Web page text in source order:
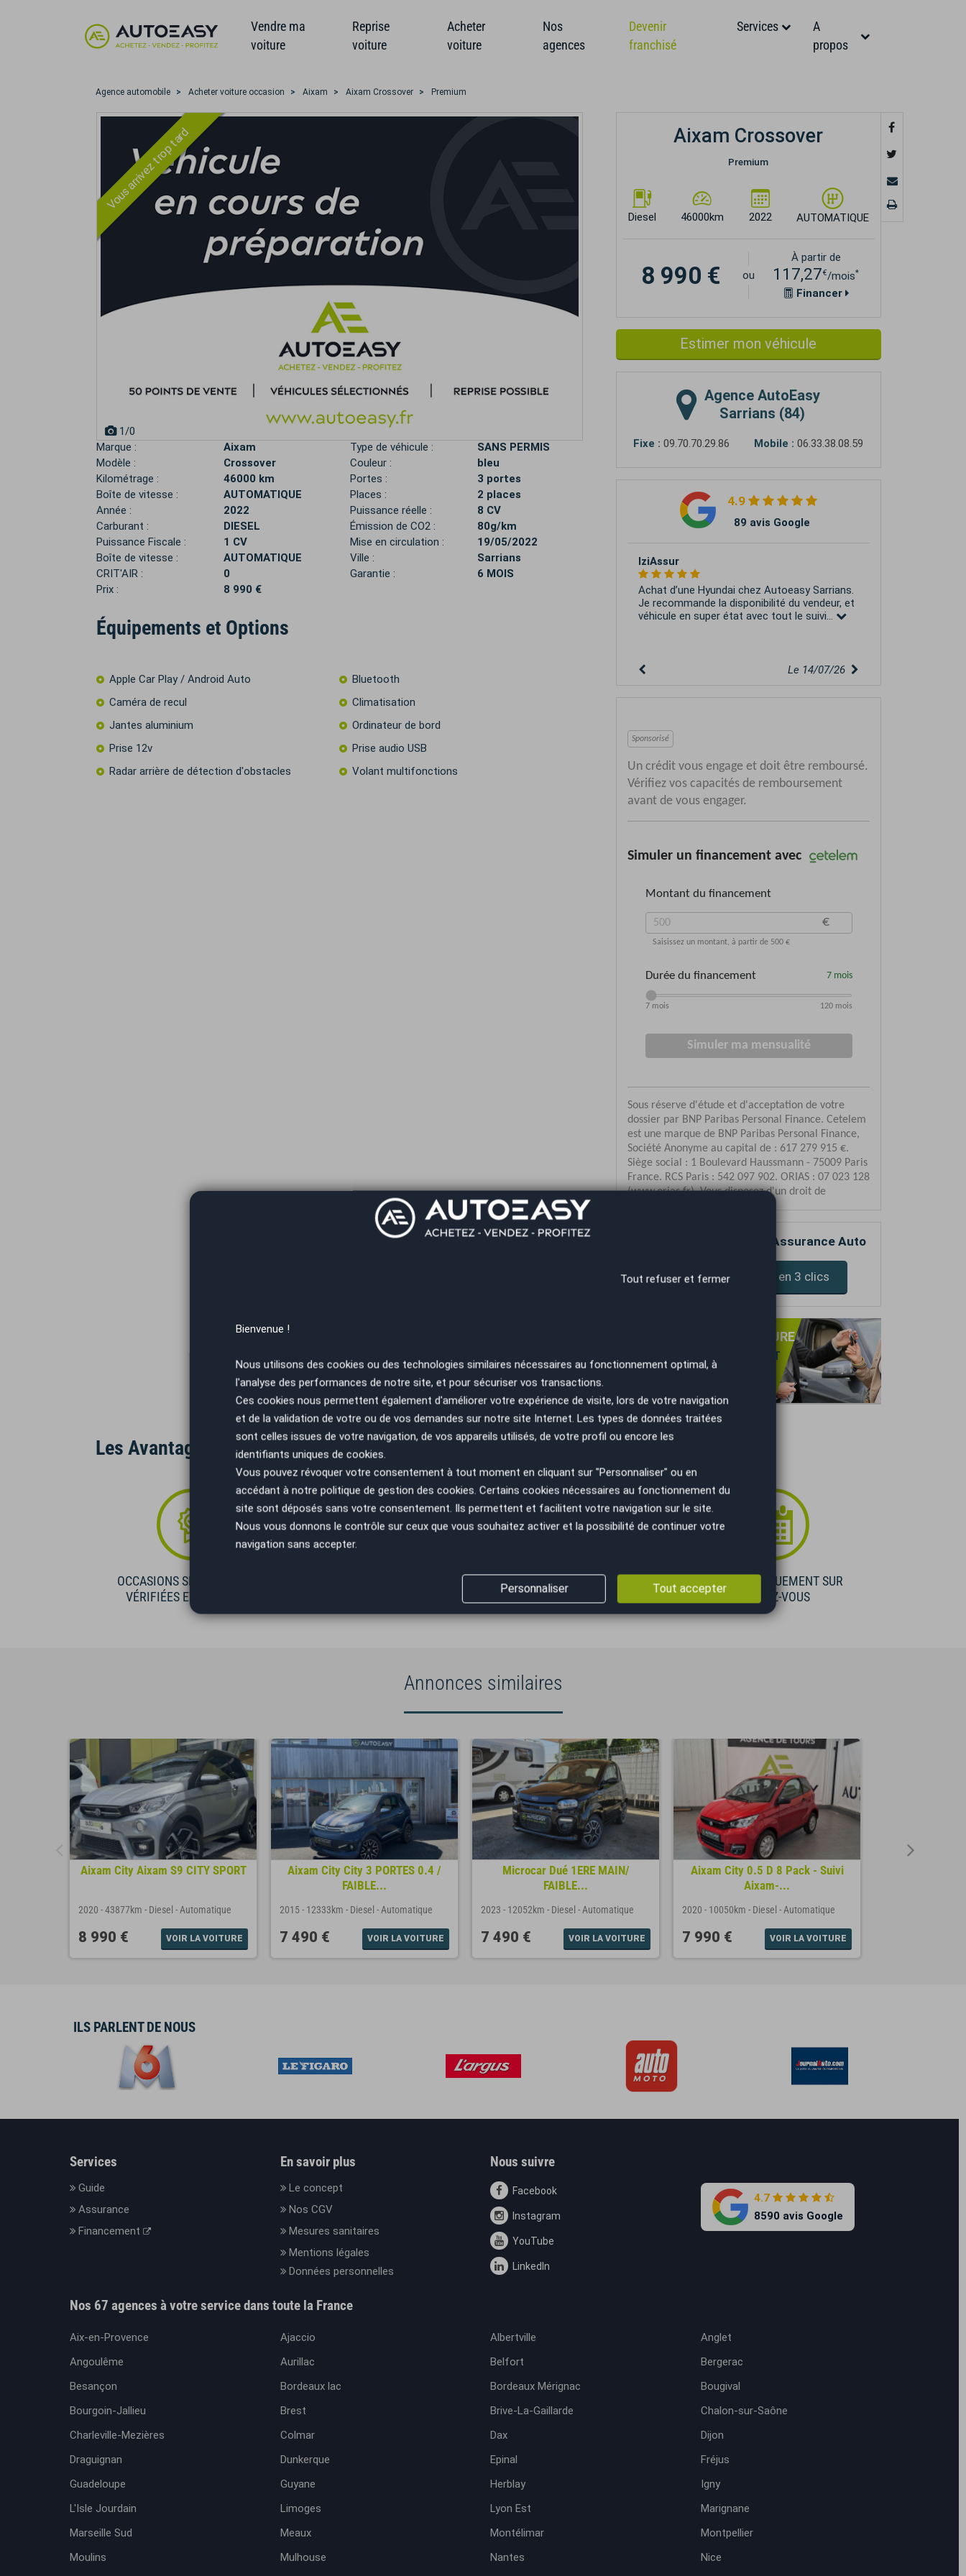
Vendre ma
voiture
Reprise
voiture
Acheter
voiture
Nos
agences
Devenir
franchisé
Services
A
propos
Agence automobile Acheter voiture occasion Aixam Aixam Crossover Premium
Vous arrivez trop tard
1/0
Marque :
Aixam
Modèle :
Crossover
Kilométrage :
46000 km
Boîte de vitesse :
AUTOMATIQUE
Année :
2022
Carburant :
DIESEL
Puissance Fiscale :
1 CV
Boîte de vitesse :
AUTOMATIQUE
CRIT'AIR :
0
Prix :
8 990 €
Type de véhicule :
SANS PERMIS
Couleur :
bleu
Portes :
3 portes
Places :
2 places
Puissance réelle :
8 CV
Émission de CO2 :
80g/km
Mise en circulation :
19/05/2022
Ville :
Sarrians
Garantie :
6 MOIS
Équipements et Options
Apple Car Play / Android Auto
Bluetooth
Caméra de recul
Climatisation
Jantes aluminium
Ordinateur de bord
Prise 12v
Prise audio USB
Radar arrière de détection d'obstacles
Volant multifonctions
Aixam Crossover
Premium
Diesel 46000km 2022 AUTOMATIQUE
8 990 € ou
À partir de
117,27€/mois*
Financer
Estimer mon véhicule
Agence AutoEasy
Sarrians (84)
Fixe : 09.70.70.29.86 Mobile : 06.33.38.08.59
4.9
89 avis Google
Patrick Lafay
Nous avons eu un contact avec Cedric. Très
bons co s'ils, bonne connaissance du dossier
du véhicule. Comprend les préoccupations
Le 06/07/26
Comparez votre devis d’Assurance Auto
Devis assurance en 3 clics
REPRISE DE VOTRE VOITURE
SANS OBLIGATION D'ACHAT
ESTIMATION GRATUITE
Les Avantages AutoEasy
OCCASIONS SÉLECTIONNÉES
VÉRIFIÉES ET GARANTIES
GESTION ADMINISTRATIVE
(cession, carte grise, non gage,...)
VISIBLE UNIQUEMENT SUR
RENDEZ-VOUS
Annonces similaires
Aixam City Aixam S9 CITY SPORT
2020 -43877km - Diesel - Automatique
8 990 € VOIR LA VOITURE
Aixam City City 3 PORTES 0.4 /
FAIBLE...
2015- 12333km - Diesel - Automatique
7 490 € VOIR LA VOITURE
Microcar Dué 1ERE MAIN/
FAIBLE...
2023 - 12052km - Diesel - Automatique
7 490 € VOIR LA VOITURE
Aixam City 0.5 D 8 Pack - Suivi
Aixam-...
2020 - 10050km - Diesel - Automatique
7 990 € VOIR LA VOITURE
ILS PARLENT DE NOUS
Services
Guide
Assurance
Financement
En savoir plus
Le concept
Nos CGV
Mesures sanitaires
Mentions légales
Données personnelles
Nous suivre
Facebook
Instagram
YouTube
LinkedIn
4.7
8590 avis Google
Nos 67 agences à votre service dans toute la France
Aix-en-Provence Ajaccio Albertville
Anglet
Angoulême
Aurillac Belfort
Bergerac
Besançon
Bordeaux lac Bordeaux Mérignac
Bougival
Bourgoin-Jallieu
Brest Brive-La-Gaillarde
Chalon-sur-Saône
Charleville-Mezières
Colmar Dax
Dijon
Draguignan
Dunkerque Epinal
Fréjus
Guadeloupe
Guyane Herblay
Igny
L'Isle Jourdain
Limoges Lyon Est
Marignane
Marseille Sud
Meaux Montélimar
Montpellier
Moulins
Mulhouse Nantes
Nice
Tout refuser et fermer
Bienvenue !
Nous utilisons des cookies ou des technologies similaires nécessaires au fonctionnement optimal, à
l'analyse des performances de notre site, et pour sécuriser vos transactions.
Ces cookies nous permettent également d'améliorer votre expérience de visite, lors de votre navigation
et de la validation de votre ou de vos demandes sur notre site Internet. Les types de données traitées
sont celles issues de votre navigation, de vos appareils utilisés, de votre profil ou encore les
identifiants uniques de cookies.
Vous pouvez révoquer votre consentement à tout moment en cliquant sur "Personnaliser" ou en
accédant à notre politique de gestion des cookies. Certains cookies nécessaires au fonctionnement du
site sont déposés sans votre consentement. Ils permettent et facilitent votre navigation sur le site.
Nous vous donnons le contrôle sur ceux que vous souhaitez activer et la possibilité de continuer votre
navigation sans accepter.
Tout accepter
Personnaliser